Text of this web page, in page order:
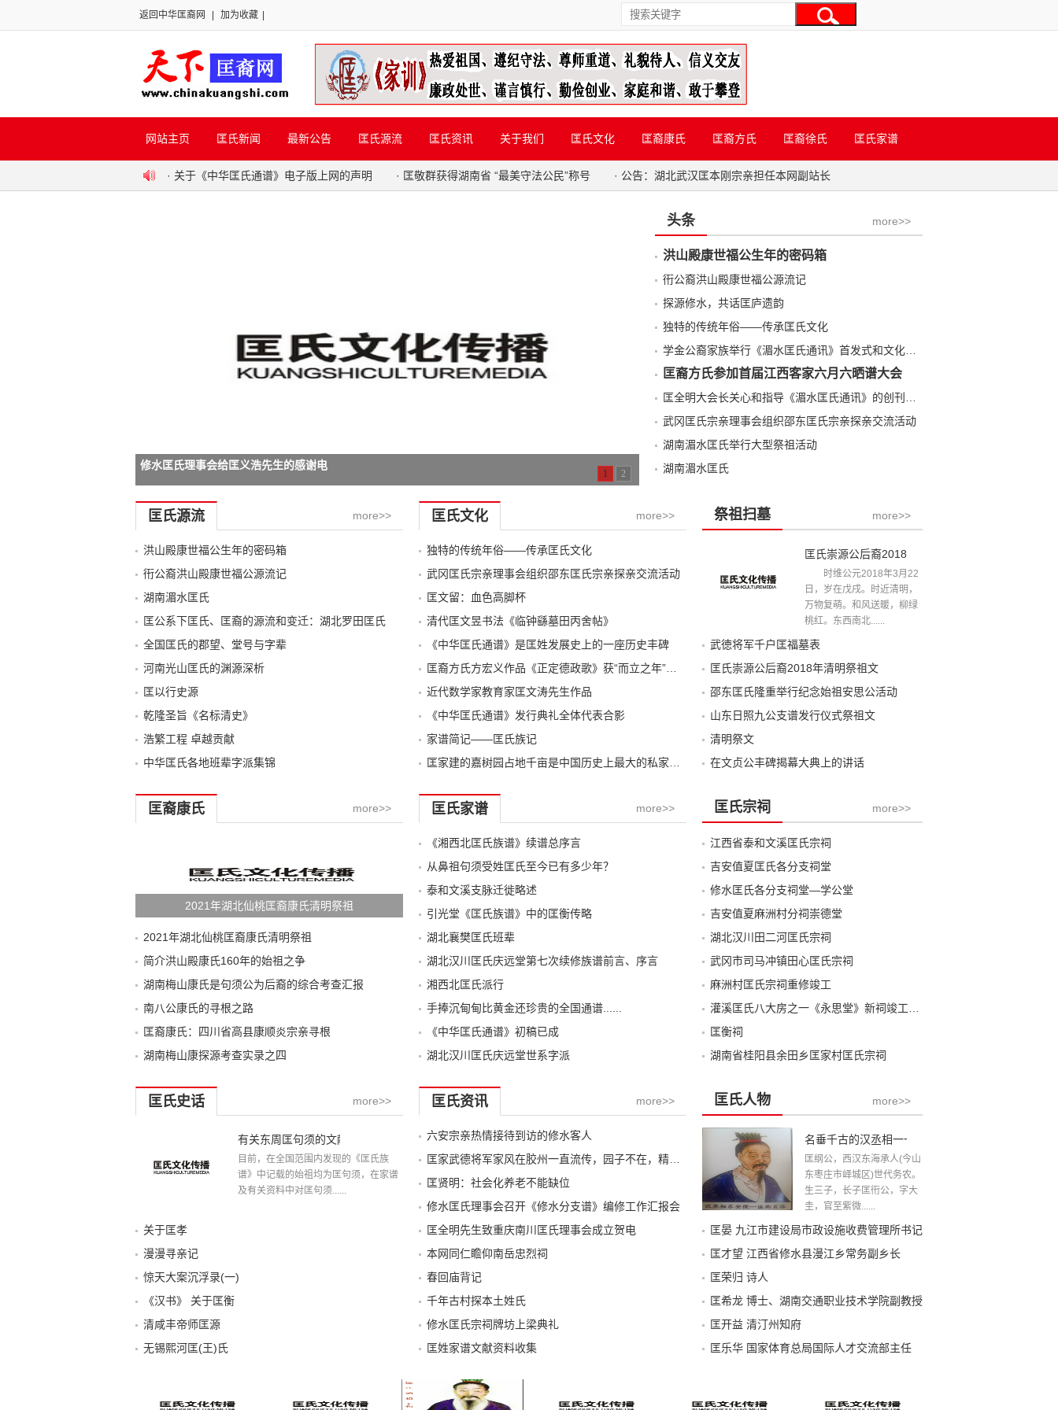
返回中华匡裔网 加为收藏
网站主页 匡氏新闻 最新公告 匡氏源流 匡氏资讯 关于我们 匡氏文化 匡裔康氏 匡裔方氏 匡裔徐氏 匡氏家谱
· 关于《中华匡氏通谱》电子版上网的声明 · 匡敬群获得湖南省 “最美守法公民”称号 · 公告：湖北武汉匡本刚宗亲担任本网副站长
-->
修水匡氏理事会给匡义浩先生的感谢电
1 2
more>>
头条
洪山殿康世福公生年的密码箱
衎公裔洪山殿康世福公源流记
探源修水，共话匡庐遗韵
独特的传统年俗——传承匡氏文化
匡裔方氏参加首届江西客家六月六晒谱大会
武冈匡氏宗亲理事会组织邵东匡氏宗亲探亲交流活动
湖南湄水匡氏举行大型祭祖活动
湖南湄水匡氏
more>>
匡氏源流
洪山殿康世福公生年的密码箱
衎公裔洪山殿康世福公源流记
湖南湄水匡氏
匡公系下匡氏、匡裔的源流和变迁：湖北罗田匡氏
全国匡氏的郡望、堂号与字辈
河南光山匡氏的渊源深析
匡以行史源
乾隆圣旨《名标清史》
浩繁工程 卓越贡献
中华匡氏各地班辈字派集锦
more>>
匡氏文化
独特的传统年俗——传承匡氏文化
武冈匡氏宗亲理事会组织邵东匡氏宗亲探亲交流活动
匡文留：血色高脚杯
清代匡文昱书法《临钟繇墓田丙舍帖》
《中华匡氏通谱》是匡姓发展史上的一座历史丰碑
近代数学家教育家匡文涛先生作品
《中华匡氏通谱》发行典礼全体代表合影
家谱简记——匡氏族记
more>>
祭祖扫墓
匡氏崇源公后裔2018年清明祭祖文
时维公元2018年3月22
日，岁在戊戌。时近清明，
万物复萌。和风送暖，柳绿
桃红。东西南北......
武徳将军千户匡福墓表
匡氏崇源公后裔2018年清明祭祖文
邵东匡氏隆重举行纪念始祖安思公活动
山东日照九公支谱发行仪式祭祖文
清明祭文
在文贞公丰碑揭幕大典上的讲话
more>>
匡裔康氏
2021年湖北仙桃匡裔康氏清明祭祖
2021年湖北仙桃匡裔康氏清明祭祖
简介洪山殿康氏160年的始祖之争
湖南梅山康氏是句须公为后裔的综合考查汇报
南八公康氏的寻根之路
匡裔康氏：四川省高县康顺炎宗亲寻根
湖南梅山康探源考查实录之四
more>>
匡氏家谱
《湘西北匡氏族谱》续谱总序言
从鼻祖句须受姓匡氏至今已有多少年？
泰和文溪支脉迁徙略述
引光堂《匡氏族谱》中的匡衡传略
湖北襄樊匡氏班辈
湖北汉川匡氏庆远堂第七次续修族谱前言、序言
湘西北匡氏派行
手捧沉甸甸比黄金还珍贵的全国通谱......
《中华匡氏通谱》初稿已成
湖北汉川匡氏庆远堂世系字派
more>>
匡氏宗祠
江西省泰和文溪匡氏宗祠
吉安值夏匡氏各分支祠堂
修水匡氏各分支祠堂—学公堂
吉安值夏麻洲村分祠崇德堂
湖北汉川田二河匡氏宗祠
武冈市司马冲镇田心匡氏宗祠
麻洲村匡氏宗祠重修竣工
匡衡祠
湖南省桂阳县余田乡匡家村匡氏宗祠
more>>
匡氏史话
有关东周匡句须的文献记载
目前，在全国范围内发现的《匡氏族
谱》中记载的始祖均为匡句须，在家谱
及有关资料中对匡句须......
关于匡孝
漫漫寻亲记
惊天大案沉浮录(一)
《汉书》 关于匡衡
清咸丰帝师匡源
无锡熙河匡(王)氏
more>>
匡氏资讯
六安宗亲热情接待到访的修水客人
匡贤明：社会化养老不能缺位
修水匡氏理事会召开《修水分支谱》编修工作汇报会
匡全明先生致重庆南川匡氏理事会成立贺电
本网同仁瞻仰南岳忠烈祠
春回庙背记
千年古村探本土姓氏
修水匡氏宗祠牌坊上梁典礼
匡姓家谱文献资料收集
more>>
匡氏人物
名垂千古的汉丞相一一匡衡公
匡纲公，西汉东海承人(今山
东枣庄市峄城区)世代务农。
生三子，长子匡衎公，字大
圭，官至紫微......
匡晏 九江市建设局市政设施收费管理所书记
匡才望 江西省修水县漫江乡常务副乡长
匡荣归 诗人
匡希龙 博士、湖南交通职业技术学院副教授
匡开益 清汀州知府
匡乐华 国家体育总局国际人才交流部主任